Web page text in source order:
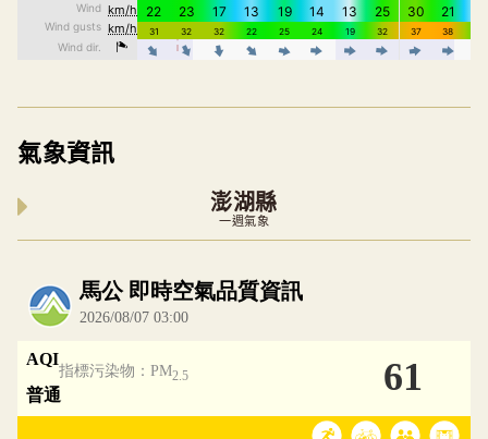
氣象資訊
澎湖縣
一週氣象
內嵌空氣品質小工具為視覺預覽，完整即時空